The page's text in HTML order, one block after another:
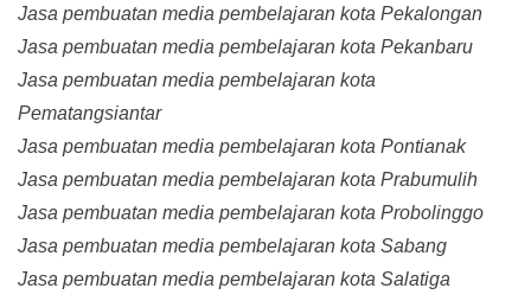
Jasa pembuatan media pembelajaran kota Pekalongan
Jasa pembuatan media pembelajaran kota Pekanbaru
Jasa pembuatan media pembelajaran kota
Pematangsiantar
Jasa pembuatan media pembelajaran kota Pontianak
Jasa pembuatan media pembelajaran kota Prabumulih
Jasa pembuatan media pembelajaran kota Probolinggo
Jasa pembuatan media pembelajaran kota Sabang
Jasa pembuatan media pembelajaran kota Salatiga